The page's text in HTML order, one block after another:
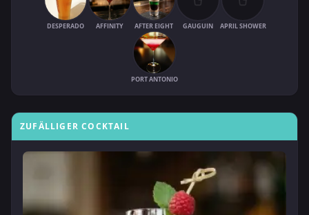
DESPERADO AFFINITY AFTER EIGHT GAUGUIN APRIL SHOWER
PORT ANTONIO
ZUFÄLLIGER COCKTAIL